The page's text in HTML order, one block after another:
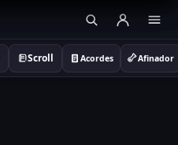
Scroll Acordes Afinador